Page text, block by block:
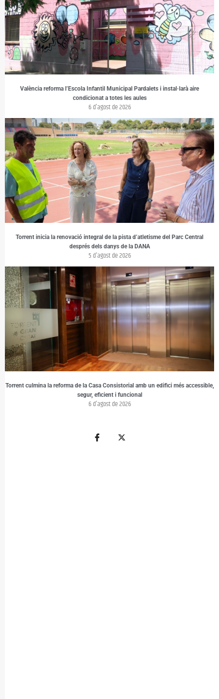
València reforma l’Escola Infantil Municipal Pardalets i instal·larà aire
condicionat a totes les aules
6 d'agost de 2026
Torrent inicia la renovació integral de la pista d’atletisme del Parc Central
després dels danys de la DANA
5 d'agost de 2026
Torrent culmina la reforma de la Casa Consistorial amb un edifici més accessible,
segur, eficient i funcional
6 d'agost de 2026